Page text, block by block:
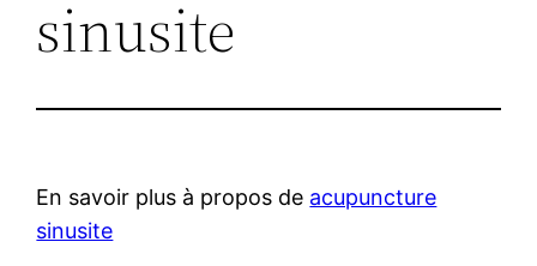
sinusite
En savoir plus à propos de acupuncture
sinusite